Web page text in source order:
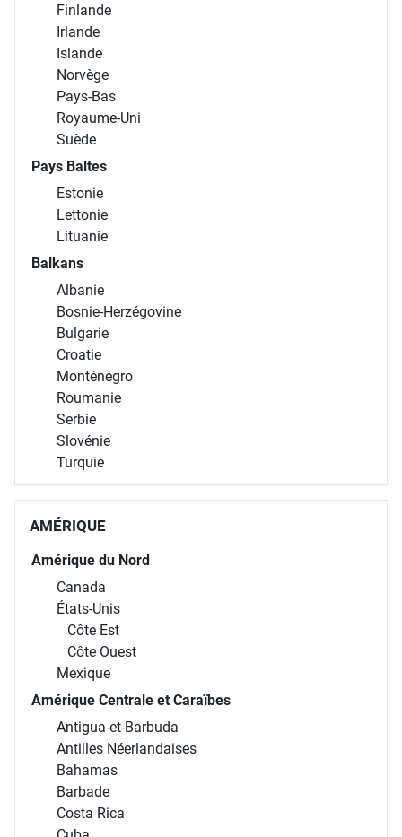
Finlande
Irlande
Islande
Norvège
Pays-Bas
Royaume-Uni
Suède
Pays Baltes
Estonie
Lettonie
Lituanie
Balkans
Albanie
Bosnie-Herzégovine
Bulgarie
Croatie
Monténégro
Roumanie
Serbie
Slovénie
Turquie
AMÉRIQUE
Amérique du Nord
Canada
États-Unis
Côte Est
Côte Ouest
Mexique
Amérique Centrale et Caraïbes
Antigua-et-Barbuda
Antilles Néerlandaises
Bahamas
Barbade
Costa Rica